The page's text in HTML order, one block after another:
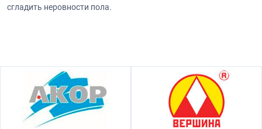
сгладить неровности пола.